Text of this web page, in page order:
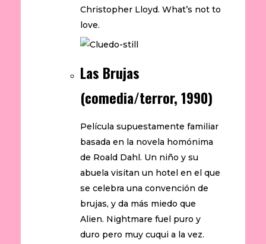
Christopher Lloyd. What’s not to
love.
Las Brujas
(comedia/terror, 1990)
Película supuestamente familiar
basada en la novela homónima
de Roald Dahl. Un niño y su
abuela visitan un hotel en el que
se celebra una convención de
brujas, y da más miedo que
Alien. Nightmare fuel puro y
duro pero muy cuqui a la vez.